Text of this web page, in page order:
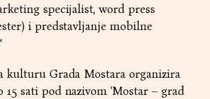
specijalist, word press
i predstavljanje mobilne
kulturu Grada Mostara organizira
15 sati pod nazivom 'Mostar – grad